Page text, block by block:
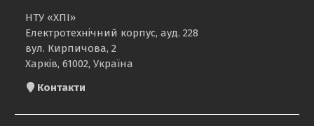
НТУ «ХПІ»
Електротехнічний корпус, ауд. 228
вул. Кирпичова, 2
Харків, 61002, Україна
Контакти